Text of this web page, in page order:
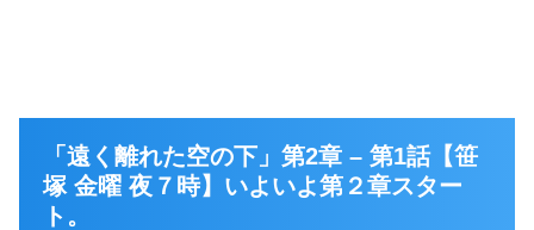
「遠く離れた空の下」第2章 – 第1話【笹
塚 金曜 夜７時】いよいよ第２章スター
ト。